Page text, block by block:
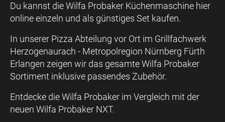
Du kannst die Wilfa Probaker Küchenmaschine hier
online einzeln und als günstiges Set kaufen.
In unserer Pizza Abteilung vor Ort im Grillfachwerk
Herzogenaurach - Metropolregion Nürnberg Fürth
Erlangen zeigen wir das gesamte Wilfa Probaker
Sortiment inklusive passendes Zubehör.
Entdecke die Wilfa Probaker im Vergleich mit der
neuen Wilfa Probaker NXT.